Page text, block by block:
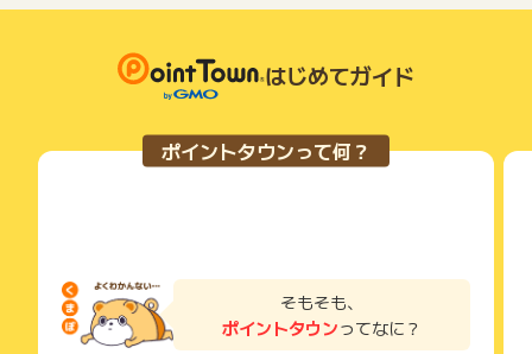
・現地観光プラン・レジャーチケット
までお問い合わせください。ポイントについて、広告主に直接
お問い合わせをした場合、ポイント獲得対象外となる場合がご
ざいます。
得無効」となる可能性があります。
・同一端末や同一世帯で、繰り返し利用不可のサービス・お買
い物を複数回ご利用された場合
て一度でも同サービス・お買い物を利用されたことがある場合
ご利用前には、Cookieの削除をおこなっていただくことを推奨
ださい。
各サービス・お買い物に掲載されている獲得条件を必ずよくお
読みください。
商品の交換や一部でもキャンセルされた場合、ポイントが無効
になる可能性もございます。
各サービス・お買い物の獲得ポイントや獲得条件、キャンペー
れた時点の条件が適用されます。
条件を達成しているかどうかは各広告主ではなく、代理店が行
り、急遽終了となる場合がございます。
広告に遷移しない場合は掲載が終了となっておりポイントが獲
得できませんので、ご注意くださいませ。
はじめてガイド
ポイントタウンって何？
そもそも、
ポイントタウンってなに？